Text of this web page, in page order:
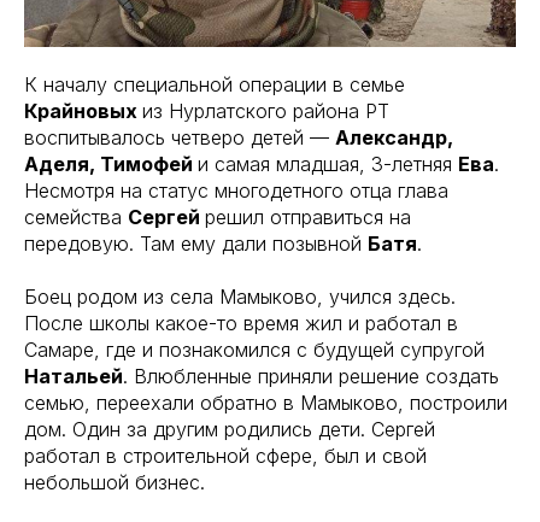
К началу специальной операции в семье
Крайновых из Нурлатского района РТ
воспитывалось четверо детей — Александр,
Аделя, Тимофей и самая младшая, 3-летняя Ева.
Несмотря на статус многодетного отца глава
семейства Сергей решил отправиться на
передовую. Там ему дали позывной Батя.
Боец родом из села Мамыково, учился здесь.
После школы какое-то время жил и работал в
Самаре, где и познакомился с будущей супругой
Натальей. Влюбленные приняли решение создать
семью, переехали обратно в Мамыково, построили
дом. Один за другим родились дети. Сергей
работал в строительной сфере, был и свой
небольшой бизнес.